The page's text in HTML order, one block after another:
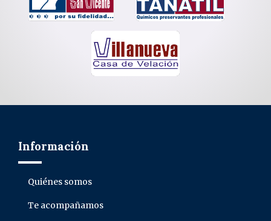
Información
Quiénes somos
Te acompañamos